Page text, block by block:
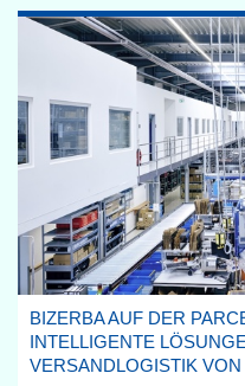
BIZERBA AUF DER
INTELLIGENTE
VERSANDLOGISTIK